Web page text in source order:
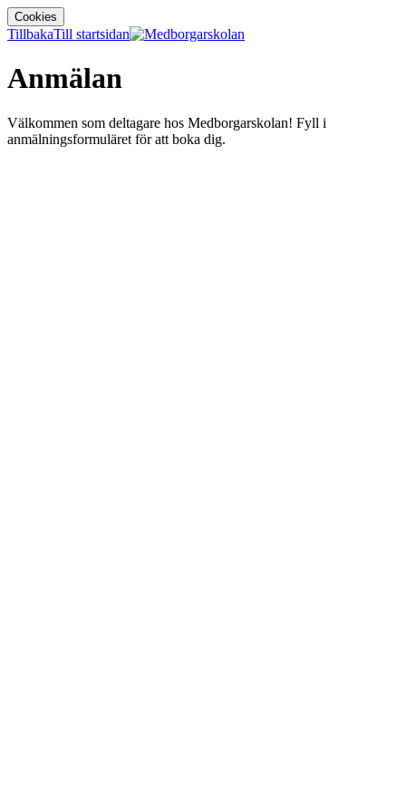
Cookies
TillbakaTill startsidan
Anmälan
Välkommen som deltagare hos Medborgarskolan! Fyll i
anmälningsformuläret för att boka dig.